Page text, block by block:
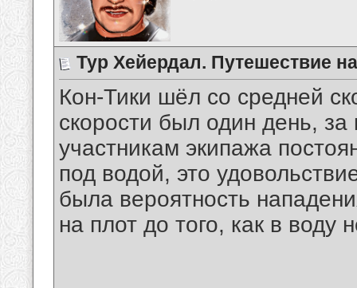
Тур Хейердал. Путешествие
Кон-Тики шёл со средней
скорости был один день,
участникам экипажа
под водой, это
была вероятность
на плот до того, как в воду